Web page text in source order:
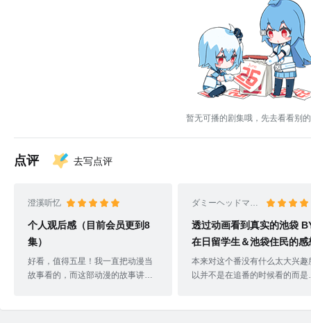
暂无可播的剧集哦，先去看看别
点评 去写点评
澄溪听忆
个人观后感（目前会员更到8
集）
好看，值得五星！我一直把动漫当
故事看的，而这部动漫的故事讲得
ダミーヘッドマイク
透过动画看到真实的池袋
在日留学生＆池袋住民的感
本来对这个番没有什么太大兴趣
以并不是在追番的时候看的而是